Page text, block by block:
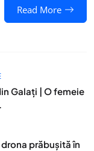
Read More
Galați | O femeie
prăbușită în